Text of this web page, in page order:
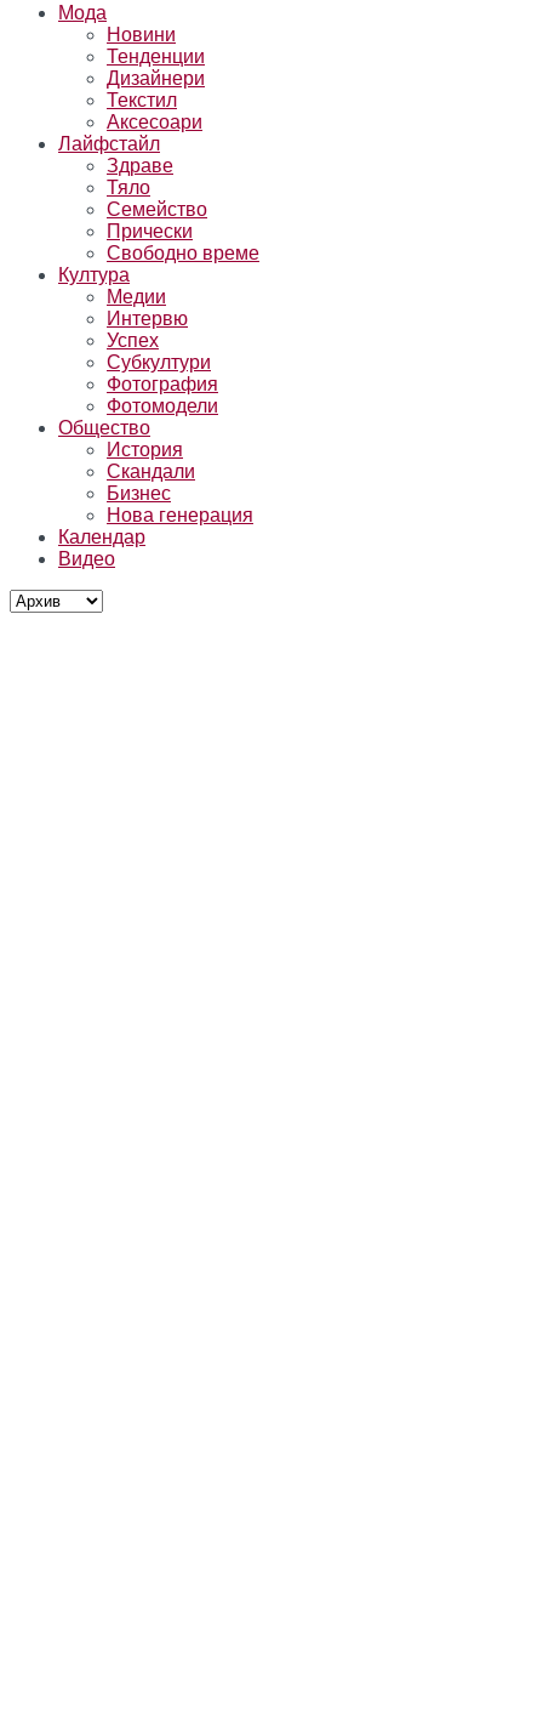
Мода
Новини
Тенденции
Дизайнери
Текстил
Аксесоари
Лайфстайл
Здраве
Тяло
Семейство
Прически
Свободно време
Култура
Медии
Интервю
Успех
Субкултури
Фотография
Фотомодели
Общество
История
Скандали
Бизнес
Нова генерация
Календар
Видео